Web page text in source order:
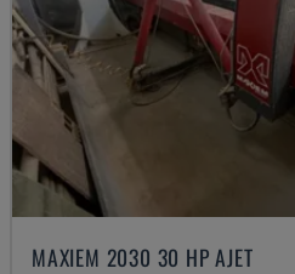
MAXIEM 2030 30 HP AJET